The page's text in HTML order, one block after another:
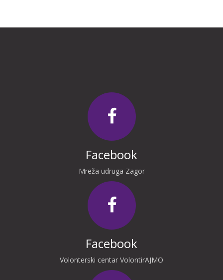
Facebook
Mreža udruga Zagor
Facebook
Volonterski centar VolontirAJMO